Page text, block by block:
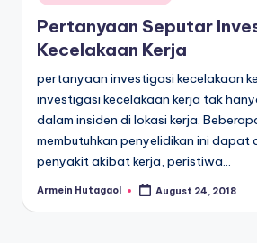
in
Pertanyaan Seputar
Kecelakaan Kerja
pertanyaan investigasi kecelakaan
investigasi kecelakaan kerja tak
dalam insiden di lokasi kerja.
membutuhkan penyelidikan ini dapat
penyakit akibat kerja, peristiwa…
Posted
Armein Hutagaol August 24, 2018